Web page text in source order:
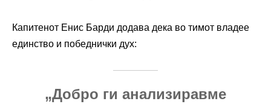
Капитенот Енис Барди додава дека во тимот владее
единство и победнички дух:
„Добро ги анализиравме